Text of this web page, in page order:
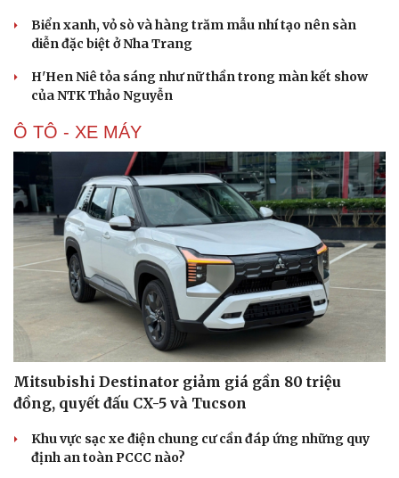
Biển xanh, vỏ sò và hàng trăm mẫu nhí tạo nên sàn
diễn đặc biệt ở Nha Trang
H'Hen Niê tỏa sáng như nữ thần trong màn kết show
của NTK Thảo Nguyễn
Ô TÔ - XE MÁY
Mitsubishi Destinator giảm giá gần 80 triệu
đồng, quyết đấu CX-5 và Tucson
Khu vực sạc xe điện chung cư cần đáp ứng những quy
định an toàn PCCC nào?